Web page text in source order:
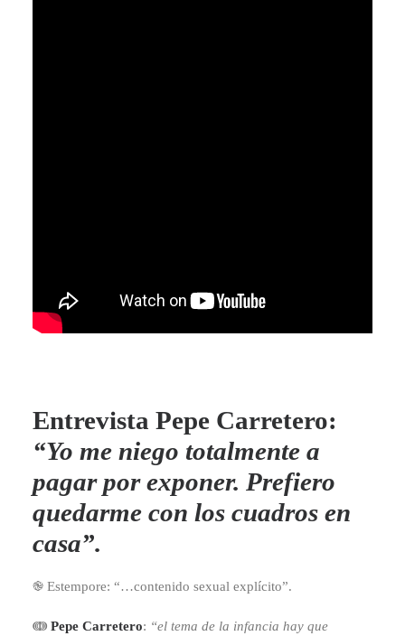
Entrevista Pepe Carretero:
“Yo me niego totalmente a
pagar por exponer. Prefiero
quedarme con los cuadros en
casa”.
֎ Estempore: “…contenido sexual explícito”.
ↈ Pepe Carretero: “el tema de la infancia hay que